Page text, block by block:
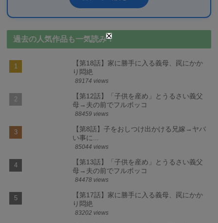
過去の人気作品も一気読み！
【第18話】家に勝手に入る義母、罠にかか
り悶絶
89174 views
【第12話】「子供を産め」とうるさい義父
母→夫の前でフルボッコ
88459 views
【第8話】子をおしつけ出かける兄嫁→ヤバ
い事に...
85044 views
【第13話】「子供を産め」とうるさい義父
母→夫の前でフルボッコ
84478 views
【第17話】家に勝手に入る義母、罠にかか
り悶絶
83202 views